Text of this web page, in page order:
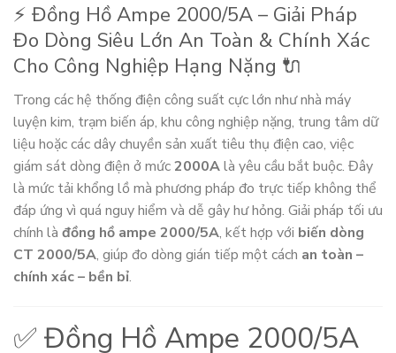
⚡ Đồng Hồ Ampe 2000/5A – Giải Pháp
Đo Dòng Siêu Lớn An Toàn & Chính Xác
Cho Công Nghiệp Hạng Nặng 🔌
Trong các hệ thống điện công suất cực lớn như nhà máy
luyện kim, trạm biến áp, khu công nghiệp nặng, trung tâm dữ
liệu hoặc các dây chuyền sản xuất tiêu thụ điện cao, việc
giám sát dòng điện ở mức2000Alà yêu cầu bắt buộc. Đây
là mức tải khổng lồ mà phương pháp đo trực tiếp không thể
đáp ứng vì quá nguy hiểm và dễ gây hư hỏng. Giải pháp tối ưu
chính là đồng hồ ampe 2000/5A, kết hợp với biến dòng
CT 2000/5A, giúp đo dòng gián tiếp một cách an toàn –
chính xác – bền bỉ.
✅ Đồng Hồ Ampe 2000/5A